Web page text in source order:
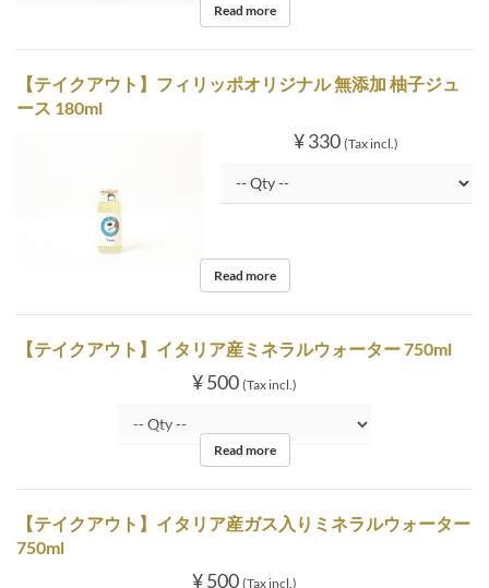
Read more
【テイクアウト】フィリッポオリジナル 無添加 柚子ジュ
ース 180ml
¥ 330 (Tax incl.)
Read more
【テイクアウト】イタリア産ミネラルウォーター 750ml
¥ 500 (Tax incl.)
Read more
【テイクアウト】イタリア産ガス入りミネラルウォーター
750ml
¥ 500 (Tax incl.)